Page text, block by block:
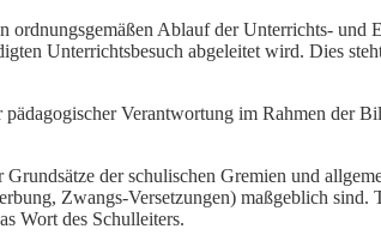
Ablauf der Unterrichts- und
Unterrichtsbesuch abgeleitet wird. Dies
Verantwortung im Rahmen der
der schulischen Gremien und
Zwangs-Versetzungen) maßgeblich
Wort des Schulleiters.